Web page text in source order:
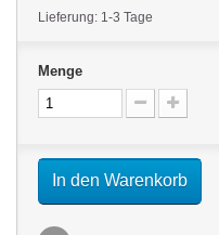
Lieferung: 1-3 Tage
Menge
In den Warenkorb